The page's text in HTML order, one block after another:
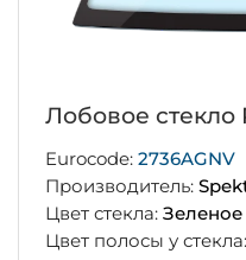
Лобовое
Eurocode:2736AGNV
Производитель:
Цвет стекла:Зеленое
Цвет полосы у стекла: